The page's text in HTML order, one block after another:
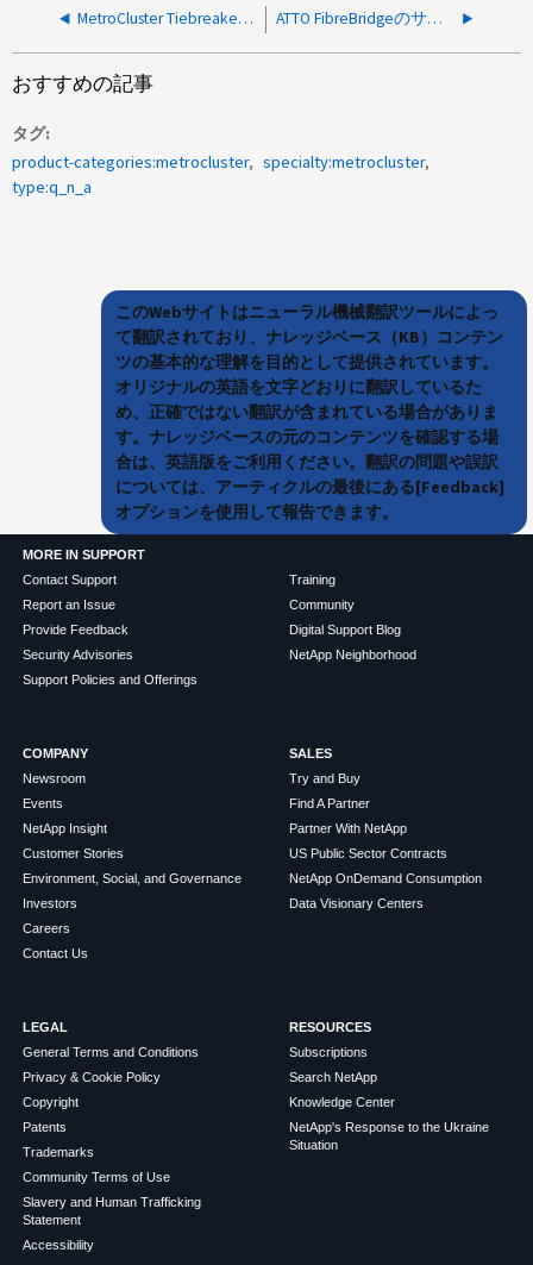
MetroCluster TiebreakerのMIBファイルの入手先 ATTO FibreBridgeのサポート終了バージョンの一覧はどこで確認できますか。
おすすめの記事
タグ
product-categories:metrocluster
specialty:metrocluster
type:q_n_a
このWebサイトはニューラル機械翻訳ツールによっ
て翻訳されており、ナレッジベース（KB）コンテン
ツの基本的な理解を目的として提供されています。
オリジナルの英語を文字どおりに翻訳しているた
め、正確ではない翻訳が含まれている場合がありま
す。ナレッジベースの元のコンテンツを確認する場
合は、英語版をご利用ください。翻訳の問題や誤訳
については、アーティクルの最後にある[Feedback]
オプションを使用して報告できます。
MORE IN SUPPORT
Contact Support
Report an Issue
Provide Feedback
Security Advisories
Support Policies and Offerings
Training
Community
Digital Support Blog
NetApp Neighborhood
COMPANY
Newsroom
Events
NetApp Insight
Customer Stories
Environment, Social, and Governance
Investors
Careers
Contact Us
SALES
Try and Buy
Find A Partner
Partner With NetApp
US Public Sector Contracts
NetApp OnDemand Consumption
Data Visionary Centers
LEGAL
General Terms and Conditions
Privacy & Cookie Policy
Copyright
Patents
Trademarks
Community Terms of Use
Slavery and Human Trafficking
Statement
Accessibility
RESOURCES
Subscriptions
Search NetApp
Knowledge Center
NetApp's Response to the Ukraine
Situation